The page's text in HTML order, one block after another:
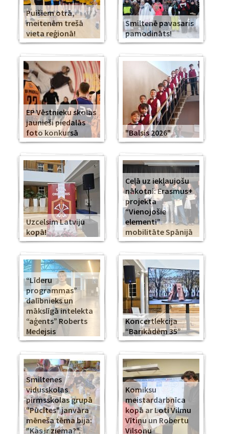
Puišiem otrā,
meitenēm trešā
vieta reģionā!
Smiltenē pavasaris
pamodināts!
EP Vēstnieku skolas
jaunieši piedalās
foto konkursā
"Balsis 2026"
Uzcelsim Latviju
kopā!
Ceļā uz iekļaujošu
nākotni: Erasmus+
projekta
“Vienojošie
elementi”
mobilitāte Spānijā
“Līderu
programmas”
dalībnieks un
mākslīgā intelekta
“aģents” Roberts
Medejsis
Koncertlekcija
“Barikādēm 35”
Smiltenes
vidusskolas
pirmsskolas grupā
"Pūcītes" janvāra
mēneša tēma bija:
"Kas ir ziema?".
Komiksu
meistardarbnīca
kopā ar Loti Vilmu
Vītiņu un Robertu
Vilsonu